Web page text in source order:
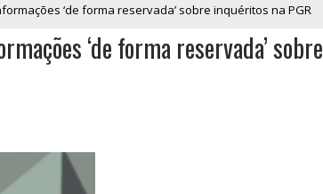
‘de forma reservada’ sobre inquéritos na PGR
‘de forma reservada’ sobre